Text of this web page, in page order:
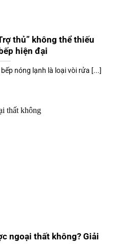
thủ” không thể thiếu
hiện đại
nóng lạnh là loại vòi rửa [...]
ngoại thất không? Giải